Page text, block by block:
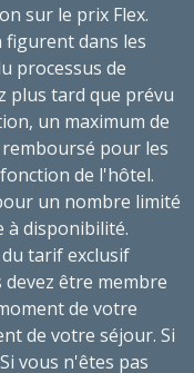
sur le prix Flex.
dans les
processus de
plus tard que prévu
un maximum de
pour les
de l'hôtel.
un nombre limité
à disponibilité.
tarif exclusif
être membre
de votre
de votre séjour. Si
vous n'êtes pas